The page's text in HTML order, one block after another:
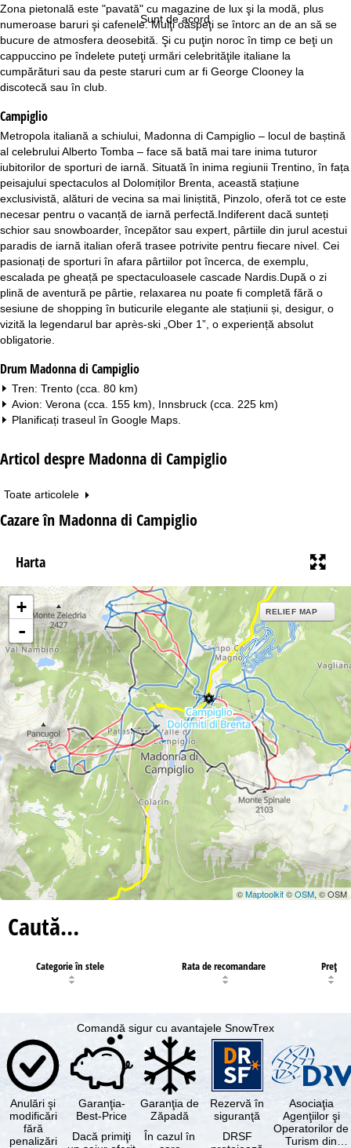
Sunt de acord
Zona pietonală este "pavată" cu magazine de lux şi la modă, plus
numeroase baruri şi cafenele. Mulţi oaspeţi se întorc an de an să se
bucure de atmosfera deosebită. Şi cu puţin noroc în timp ce beţi un
cappuccino pe îndelete puteţi urmări celebrităţile italiane la
cumpărături sau da peste staruri cum ar fi George Clooney la
discotecă sau în club.
Campiglio
Metropola italiană a schiului, Madonna di Campiglio – locul de baștină
al celebrului Alberto Tomba – face să bată mai tare inima tuturor
iubitorilor de sporturi de iarnă. Situată în inima regiunii Trentino, în fața
peisajului spectaculos al Dolomiților Brenta, această stațiune
exclusivistă, alături de vecina sa mai liniștită, Pinzolo, oferă tot ce este
necesar pentru o vacanță de iarnă perfectă.Indiferent dacă sunteți
schior sau snowboarder, începător sau expert, pârtiile din jurul acestui
paradis de iarnă italian oferă trasee potrivite pentru fiecare nivel. Cei
pasionați de sporturi în afara pârtiilor pot încerca, de exemplu,
escalada pe gheață pe spectaculoasele cascade Nardis.După o zi
plină de aventură pe pârtie, relaxarea nu poate fi completă fără o
sesiune de shopping în buticurile elegante ale stațiunii și, desigur, o
vizită la legendarul bar après-ski „Ober 1”, o experiență absolut
obligatorie.
Drum Madonna di Campiglio
Tren: Trento (cca. 80 km)
Avion: Verona (cca. 155 km), Innsbruck (cca. 225 km)
Planificați traseul în Google Maps
Articol despre Madonna di Campiglio
Toate articolele
Cazare în Madonna di Campiglio
Harta
+
-
RELIEF MAP
©Maptoolkit©OSM, © OSM
Caută…
Categorie în stele Rata de recomandare Preţ
Comandă sigur cu avantajele SnowTrex
Anulări şi
modificări
fără
penalizări
Garanţia-
Best-Price
Dacă primiţi
Garanţia de
Zăpadă
În cazul în
Rezervă în
siguranţă
DRSF
Asociaţia
Agenţiilor şi
Operatorilor de
Turism din